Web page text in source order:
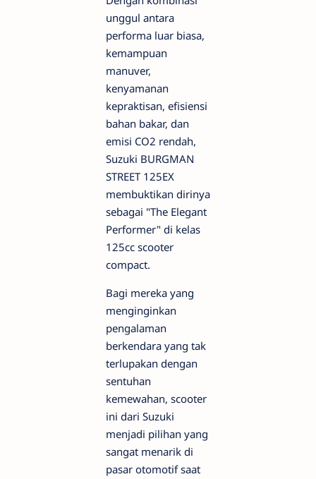
unggul antara
performa luar biasa,
kemampuan
manuver,
kenyamanan
kepraktisan, efisiensi
bahan bakar, dan
emisi CO2 rendah,
Suzuki BURGMAN
STREET 125EX
membuktikan dirinya
sebagai "The Elegant
Performer" di kelas
125cc scooter
compact.
Bagi mereka yang
menginginkan
pengalaman
berkendara yang tak
terlupakan dengan
sentuhan
kemewahan, scooter
ini dari Suzuki
menjadi pilihan yang
sangat menarik di
pasar otomotif saat